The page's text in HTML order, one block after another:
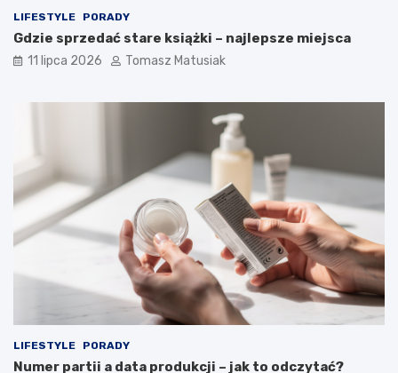
LIFESTYLE PORADY
Gdzie sprzedać stare książki – najlepsze miejsca
11 lipca 2026 Tomasz Matusiak
LIFESTYLE PORADY
Numer partii a data produkcji – jak to odczytać?